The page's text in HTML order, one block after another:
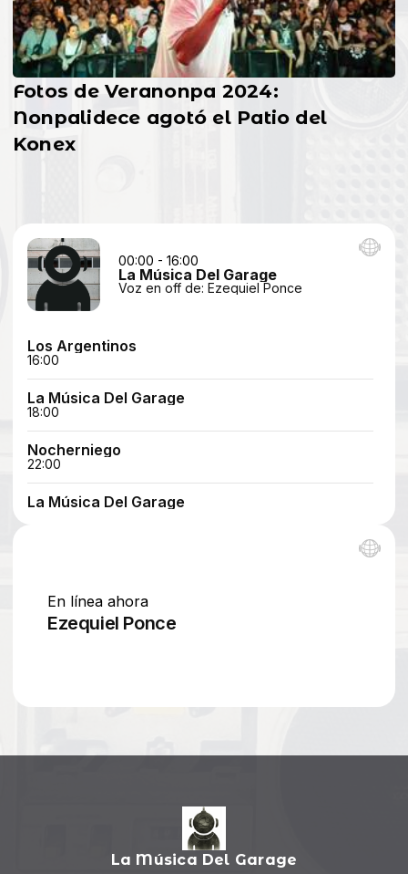
Fotos de Veranonpa 2024:
Nonpalidece agotó el Patio del
Konex
La Música Del Garage